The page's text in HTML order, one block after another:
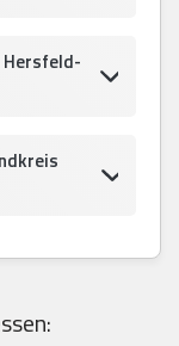
Hersfeld-